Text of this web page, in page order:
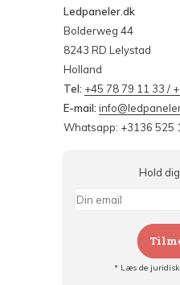
Ledpaneler.dk
Bolderweg 44
8243 RD Lelystad
Holland
Tel: +45 78 79 11 33 /
E-mail:
Whatsapp: +3136 525
Hold
* Læs de